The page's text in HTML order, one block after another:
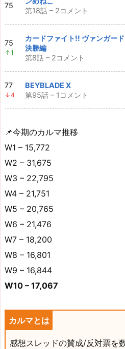
75
第18話 – 2コメント
75
↑1
カードファイト!! ヴァンガー
決勝編
第8話 – 2コメント
77
↓4
BEYBLADE X
第95話 – 1コメント
📌今期のカルマ推移
W1 – 15,772
W2 – 31,675
W3 – 22,795
W4 – 21,751
W5 – 20,765
W6 – 21,476
W7 – 18,200
W8 – 16,801
W9 – 16,844
W10 – 17,067
カルマとは
感想スレッドの賛成/反対票を